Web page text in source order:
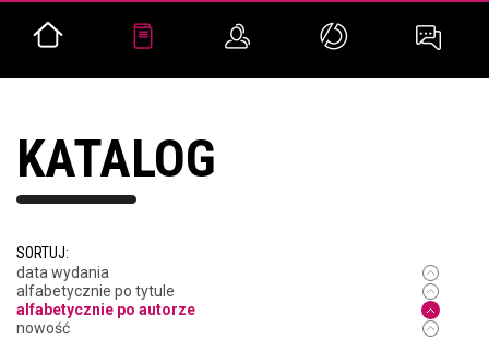
KATALOG
SORTUJ:
data wydania
alfabetycznie po tytule
alfabetycznie po autorze
nowość